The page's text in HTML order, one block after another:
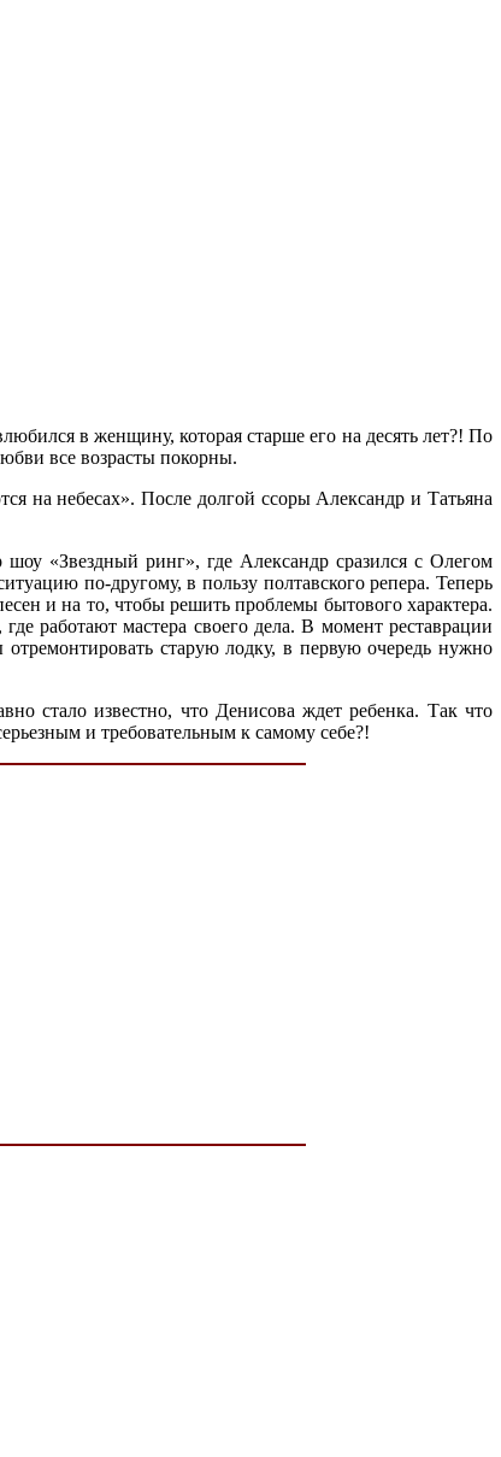
в женщину, которая старше его на десять лет?! По
все возрасты покорны.
на небесах». После долгой ссоры Александр и Татьяна
«Звездный ринг», где Александр сразился с Олегом
по-другому, в пользу полтавского репера. Теперь
и на то, чтобы решить проблемы бытового характера.
работают мастера своего дела. В момент реставрации
старую лодку, в первую очередь нужно
стало известно, что Денисова ждет ребенка. Так что
и требовательным к самому себе?!